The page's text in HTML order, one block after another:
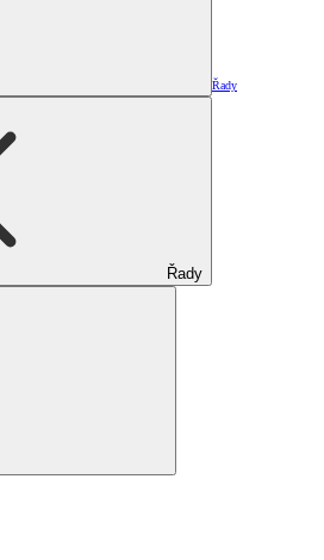
Řady
Řady